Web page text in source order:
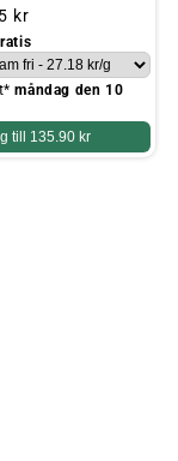
kr
måndag den 10
till 135.90 kr